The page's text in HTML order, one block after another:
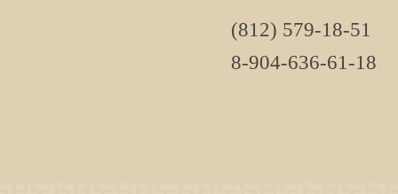
(812) 579-18-51
8-904-636-61-18